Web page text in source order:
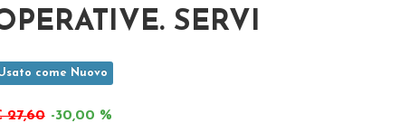
SERVI
come Nuovo
27,60 -30,00 %